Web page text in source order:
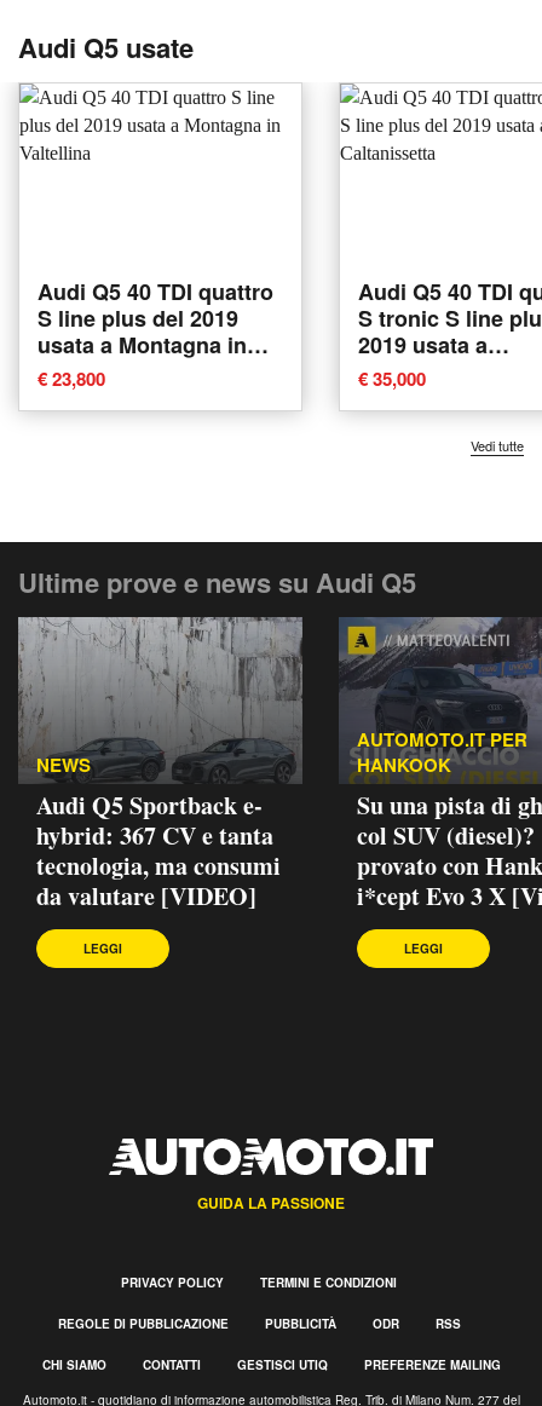
Audi Q5 usate
Audi Q5 40 TDI quattro
S line plus del 2019
usata a Montagna in
Valtellina
€ 23,800
Audi Q5 40 TDI
S tronic S line
2019 usata a
Caltanissetta
€ 35,000
Vedi tutte
Ultime prove e news su Audi Q5
NEWS
Audi Q5 Sportback e-
hybrid: 367 CV e tanta
tecnologia, ma consumi
da valutare [VIDEO]
LEGGI
AUTOMOTO.IT PER
HANKOOK
Su una pista di
col SUV
provato con
i*cept Evo 3 X
LEGGI
GUIDA LA PASSIONE
PRIVACY POLICY TERMINI E CONDIZIONI
REGOLE DI PUBBLICAZIONE PUBBLICITÀ ODR RSS
CHI SIAMO CONTATTI GESTISCI UTIQ PREFERENZE MAILING
Automoto.it - quotidiano di informazione automobilistica Reg. Trib. di Milano Num. 277 del